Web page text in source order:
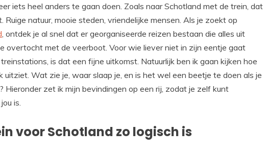
iets heel anders te gaan doen. Zoals naar Schotland met de trein, dat
Ruige natuur, mooie steden, vriendelijke mensen. Als je zoekt op
, ontdek je al snel dat er georganiseerde reizen bestaan die alles uit
overtocht met de veerboot. Voor wie liever niet in zijn eentje gaat
is dat een fijne uitkomst. Natuurlijk ben ik gaan kijken hoe
uitziet. Wat zie je, waar slaap je, en is het wel een beetje te doen als je
Hieronder zet ik mijn bevindingen op een rij, zodat je zelf kunt
is.
voor Schotland zo logisch is